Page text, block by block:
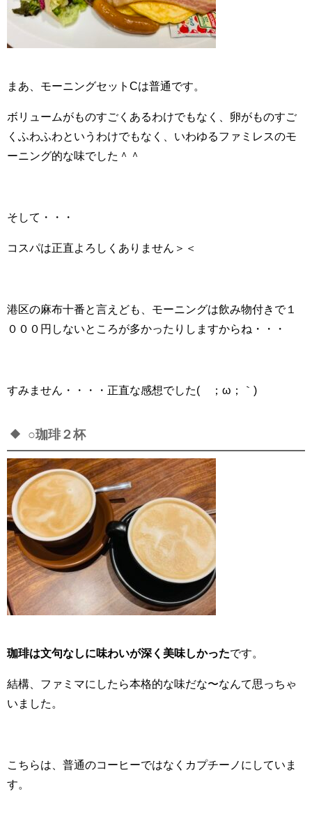
まあ、モーニングセットCは普通です。
ボリュームがものすごくあるわけでもなく、卵がものすご
くふわふわというわけでもなく、いわゆるファミレスのモ
ーニング的な味でした＾＾
そして・・・
コスパは正直よろしくありません＞＜
港区の麻布十番と言えども、モーニングは飲み物付きで１
０００円しないところが多かったりしますからね・・・
すみません・・・・正直な感想でした(´；ω；｀)
○珈琲２杯
珈琲は文句なしに味わいが深く美味しかったです。
結構、ファミマにしたら本格的な味だな〜なんて思っちゃ
いました。
こちらは、普通のコーヒーではなくカプチーノにしていま
す。